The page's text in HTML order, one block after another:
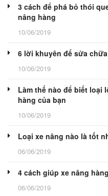
3 cách để phá bỏ thói
nâng hàng
10/06/2019
6 lời khuyên để sửa
10/06/2019
Làm thế nào để biết loại
hàng của bạn
10/06/2019
Loại xe nâng nào là tốt
06/06/2019
4 cách giúp xe nâng
06/06/2019